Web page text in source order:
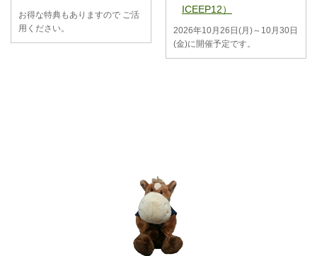
お得な特典もありますので ご活
用ください。
ICEEP12）
2026年10月26日(月)～10月30日
(金)に開催予定です。